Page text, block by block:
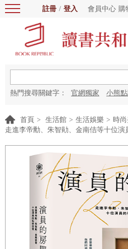
註冊 / 登入 會員中心 購
熱門搜尋關鍵字： 官網獨家 小熊
首頁 > 生活館 > 生活娛樂 > 時
走進李帝勳、朱智勛、金南佶等十位演